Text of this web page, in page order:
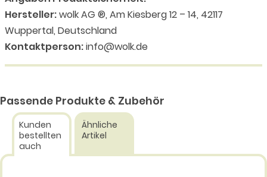
Hersteller:wolk AG ®, Am Kiesberg 12 – 14, 42117
Wuppertal, Deutschland
Kontaktperson:info@wolk.de
Passende Produkte & Zubehör
Kunden
bestellten
auch
Ähnliche
Artikel